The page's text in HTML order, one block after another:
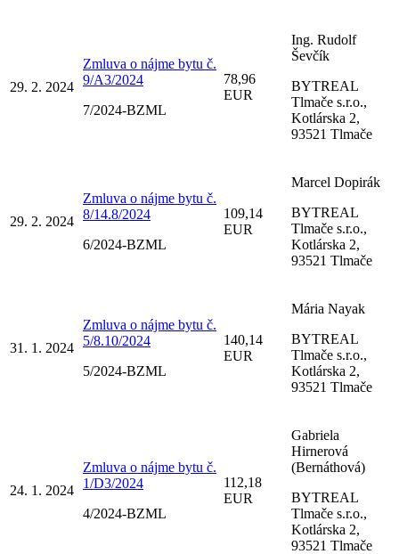
29. 2. 2024
Zmluva o nájme bytu č.
9/A3/2024
7/2024-BZML
78,96
EUR
Ing. Rudolf
Ševčík
BYTREAL
Tlmače s.r.o.,
Kotlárska 2,
93521 Tlmače
29. 2. 2024
Zmluva o nájme bytu č.
8/14.8/2024
6/2024-BZML
109,14
EUR
Marcel Dopirák
BYTREAL
Tlmače s.r.o.,
Kotlárska 2,
93521 Tlmače
31. 1. 2024
Zmluva o nájme bytu č.
5/8.10/2024
5/2024-BZML
140,14
EUR
Mária Nayak
BYTREAL
Tlmače s.r.o.,
Kotlárska 2,
93521 Tlmače
24. 1. 2024
Zmluva o nájme bytu č.
1/D3/2024
4/2024-BZML
112,18
EUR
Gabriela
Hirnerová
(Bernáthová)
BYTREAL
Tlmače s.r.o.,
Kotlárska 2,
93521 Tlmače